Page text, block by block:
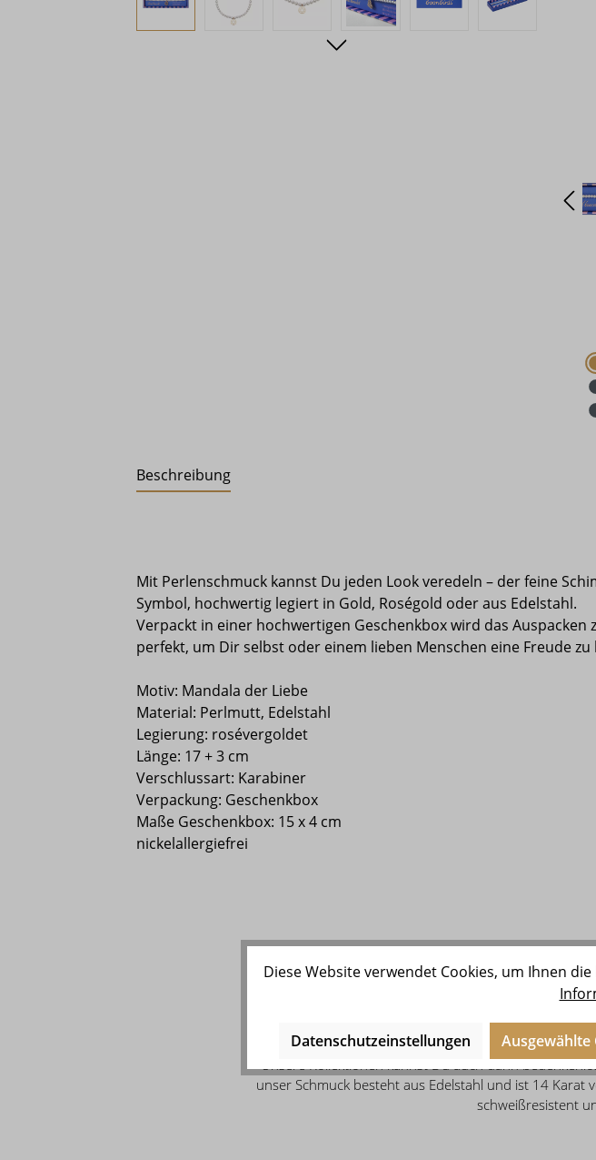
Beschreibung
Mit Perlenschmuck kannst Du jeden Look veredeln – der feine
Symbol, hochwertig legiert in Gold, Roségold oder aus Edelstahl.
Verpackt in einer hochwertigen Geschenkbox wird das
perfekt, um Dir selbst oder einem lieben Menschen eine Freude zu
Motiv: Mandala der Liebe
Material: Perlmutt, Edelstahl
Legierung: rosévergoldet
Länge: 17 + 3 cm
Verschlussart: Karabiner
Verpackung: Geschenkbox
Maße Geschenkbox: 15 x 4 cm
nickelallergiefrei
Unsere Kollektionen kannst Du auch dann
unser Schmuck besteht aus Edelstahl und ist 14
schweißresistent
Diese Website verwendet Cookies, um Ihnen
Datenschutzeinstellungen Ausgewählte